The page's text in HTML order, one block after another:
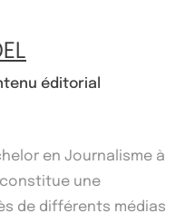
éditorial
en Journalisme à
constitue une
de différents médias